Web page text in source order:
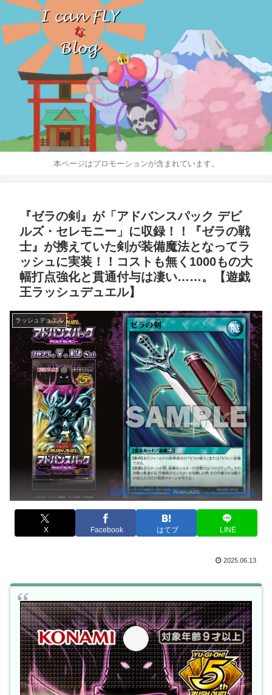
本ページはプロモーションが含まれています。
『ゼラの剣』が「アドバンスパック デビ
ルズ・セレモニー」に収録！！『ゼラの戦
士』が携えていた剣が装備魔法となってラ
ッシュに実装！！コストも無く1000もの大
幅打点強化と貫通付与は凄い……。【遊戯
王ラッシュデュエル】
ラッシュデュエル
出典:【公式】遊戯王ラッシュデュエル
X Facebook はてブ LINE
2025.06.13